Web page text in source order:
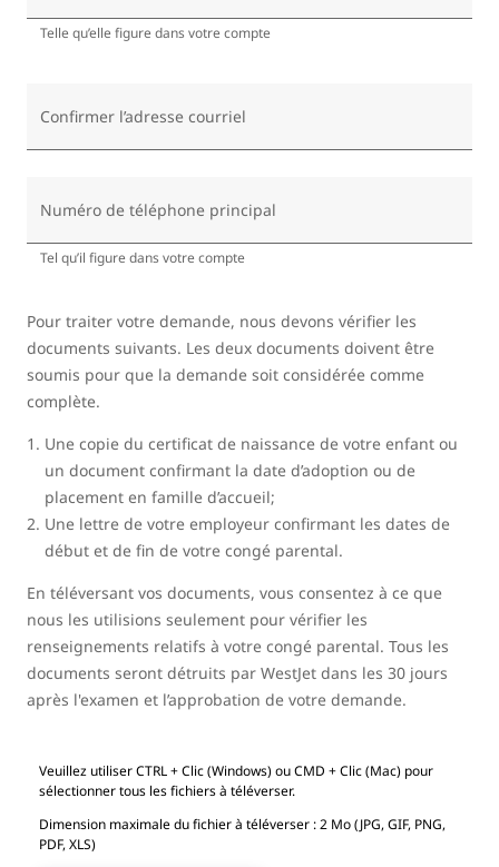
Telle qu’elle figure dans votre compte
Confirmer l’adresse courriel
Numéro de téléphone principal
Tel qu’il figure dans votre compte
Pour traiter votre demande, nous devons vérifier les
documents suivants. Les deux documents doivent être
soumis pour que la demande soit considérée comme
complète.
Une copie du certificat de naissance de votre enfant ou
un document confirmant la date d’adoption ou de
placement en famille d’accueil;
Une lettre de votre employeur confirmant les dates de
début et de fin de votre congé parental.
En téléversant vos documents, vous consentez à ce que
nous les utilisions seulement pour vérifier les
renseignements relatifs à votre congé parental. Tous les
documents seront détruits par WestJet dans les 30 jours
après l'examen et l’approbation de votre demande.
Veuillez utiliser CTRL + Clic (Windows) ou CMD + Clic (Mac) pour
sélectionner tous les fichiers à téléverser.
Dimension maximale du fichier à téléverser : 2 Mo (JPG, GIF, PNG,
PDF, XLS)